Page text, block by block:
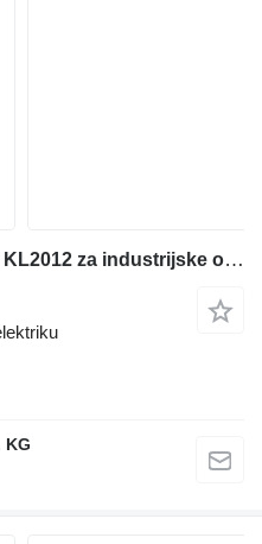
Ausgangsklemme Beckhoff KL2012 za industrijske opreme
KG